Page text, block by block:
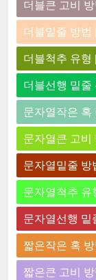
더블큰 고비
더블밑줄 방법
더블척추 유형
더블선행 밑줄
문자열작은 혹
문자열큰 고비
문자열밑줄 방
문자열척추 유
문자열선행 밑
짧은작은 혹
짧은큰 고비